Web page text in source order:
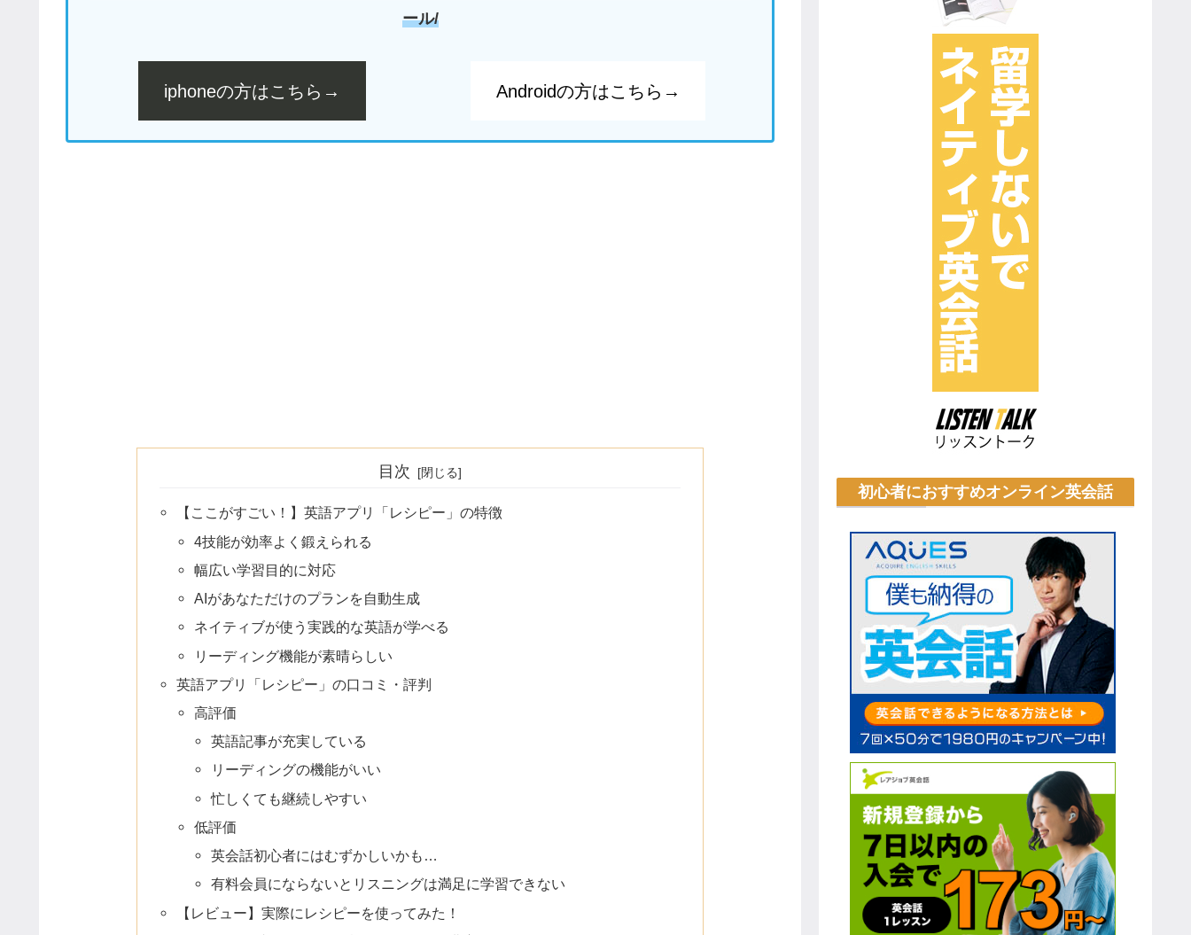
ール/
iphoneの方はこちら→ Androidの方はこちら→
目次
【ここがすごい！】英語アプリ「レシピー」の特徴
4技能が効率よく鍛えられる
幅広い学習目的に対応
AIがあなただけのプランを自動生成
ネイティブが使う実践的な英語が学べる
リーディング機能が素晴らしい
英語アプリ「レシピー」の口コミ・評判
高評価
英語記事が充実している
リーディングの機能がいい
忙しくても継続しやすい
低評価
英会話初心者にはむずかしいかも…
有料会員にならないとリスニングは満足に学習できない
【レビュー】実際にレシピーを使ってみた！
初心者におすすめオンライン英会話